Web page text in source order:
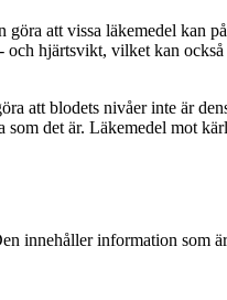
att vissa läkemedel
hjärtsvikt, vilket kan
att blodets nivåer inte är
det är. Läkemedel mot
innehåller information som